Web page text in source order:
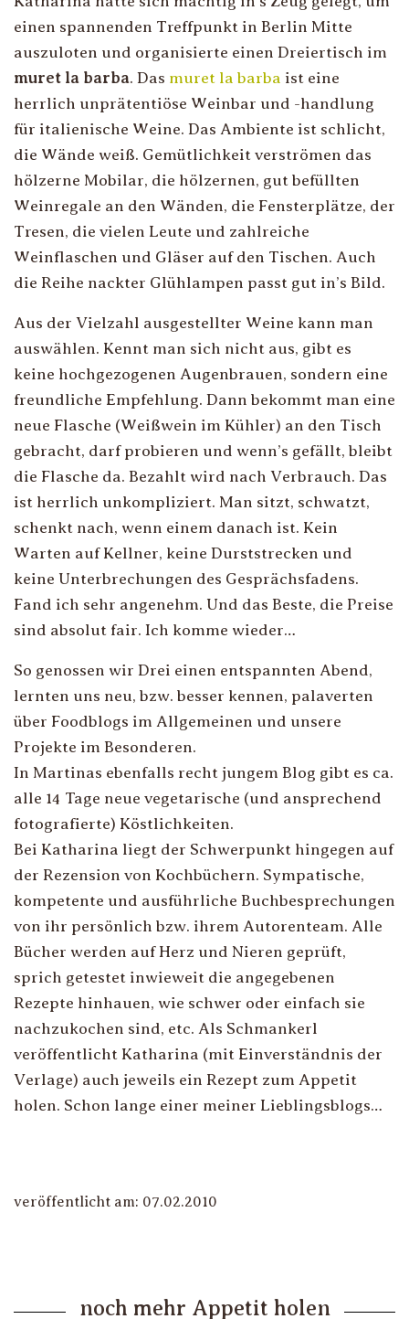
einen spannenden Treffpunkt in Berlin Mitte
auszuloten und organisierte einen Dreiertisch im
muret la barba. Das muret la barba ist eine
herrlich unprätentiöse Weinbar und -handlung
für italienische Weine. Das Ambiente ist schlicht,
die Wände weiß. Gemütlichkeit verströmen das
hölzerne Mobilar, die hölzernen, gut befüllten
Weinregale an den Wänden, die Fensterplätze, der
Tresen, die vielen Leute und zahlreiche
Weinflaschen und Gläser auf den Tischen. Auch
die Reihe nackter Glühlampen passt gut in’s Bild.
Aus der Vielzahl ausgestellter Weine kann man
auswählen. Kennt man sich nicht aus, gibt es
keine hochgezogenen Augenbrauen, sondern eine
freundliche Empfehlung. Dann bekommt man eine
neue Flasche (Weißwein im Kühler) an den Tisch
gebracht, darf probieren und wenn’s gefällt, bleibt
die Flasche da. Bezahlt wird nach Verbrauch. Das
ist herrlich unkompliziert. Man sitzt, schwatzt,
schenkt nach, wenn einem danach ist. Kein
Warten auf Kellner, keine Durststrecken und
keine Unterbrechungen des Gesprächsfadens.
Fand ich sehr angenehm. Und das Beste, die Preise
sind absolut fair. Ich komme wieder…
So genossen wir Drei einen entspannten Abend,
lernten uns neu, bzw. besser kennen, palaverten
über Foodblogs im Allgemeinen und unsere
Projekte im Besonderen.
In Martinas ebenfalls recht jungem Blog gibt es ca.
alle 14 Tage neue vegetarische (und ansprechend
fotografierte) Köstlichkeiten.
Bei Katharina liegt der Schwerpunkt hingegen auf
der Rezension von Kochbüchern. Sympatische,
kompetente und ausführliche Buchbesprechungen
von ihr persönlich bzw. ihrem Autorenteam. Alle
Bücher werden auf Herz und Nieren geprüft,
sprich getestet inwieweit die angegebenen
Rezepte hinhauen, wie schwer oder einfach sie
nachzukochen sind, etc. Als Schmankerl
veröffentlicht Katharina (mit Einverständnis der
Verlage) auch jeweils ein Rezept zum Appetit
holen. Schon lange einer meiner Lieblingsblogs…
veröffentlicht am: 07.02.2010
noch mehr Appetit holen